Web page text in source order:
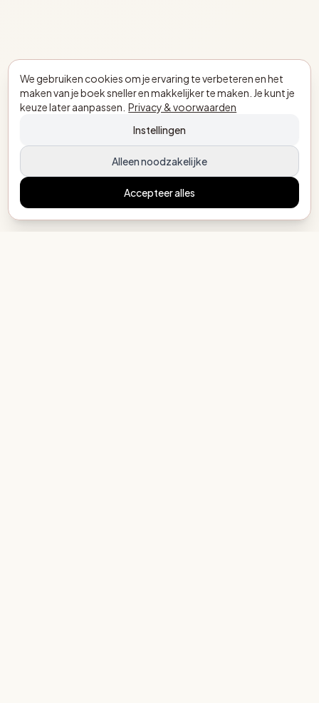
We gebruiken cookies om je ervaring te verbeteren en het
maken van je boek sneller en makkelijker te maken. Je kunt je
keuze later aanpassen. Privacy & voorwaarden
Instellingen
Alleen noodzakelijke
Accepteer alles